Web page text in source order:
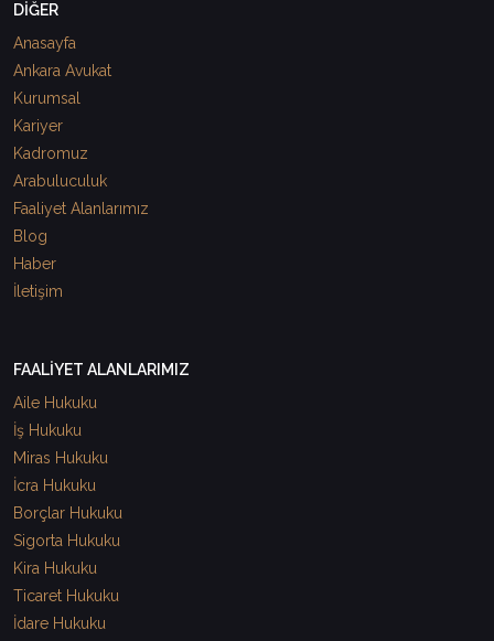
DİĞER
Anasayfa
Ankara Avukat
Kurumsal
Kariyer
Kadromuz
Arabuluculuk
Faaliyet Alanlarımız
Blog
Haber
İletişim
FAALİYET ALANLARIMIZ
Aile Hukuku
İş Hukuku
Miras Hukuku
İcra Hukuku
Borçlar Hukuku
Sigorta Hukuku
Kira Hukuku
Ticaret Hukuku
İdare Hukuku